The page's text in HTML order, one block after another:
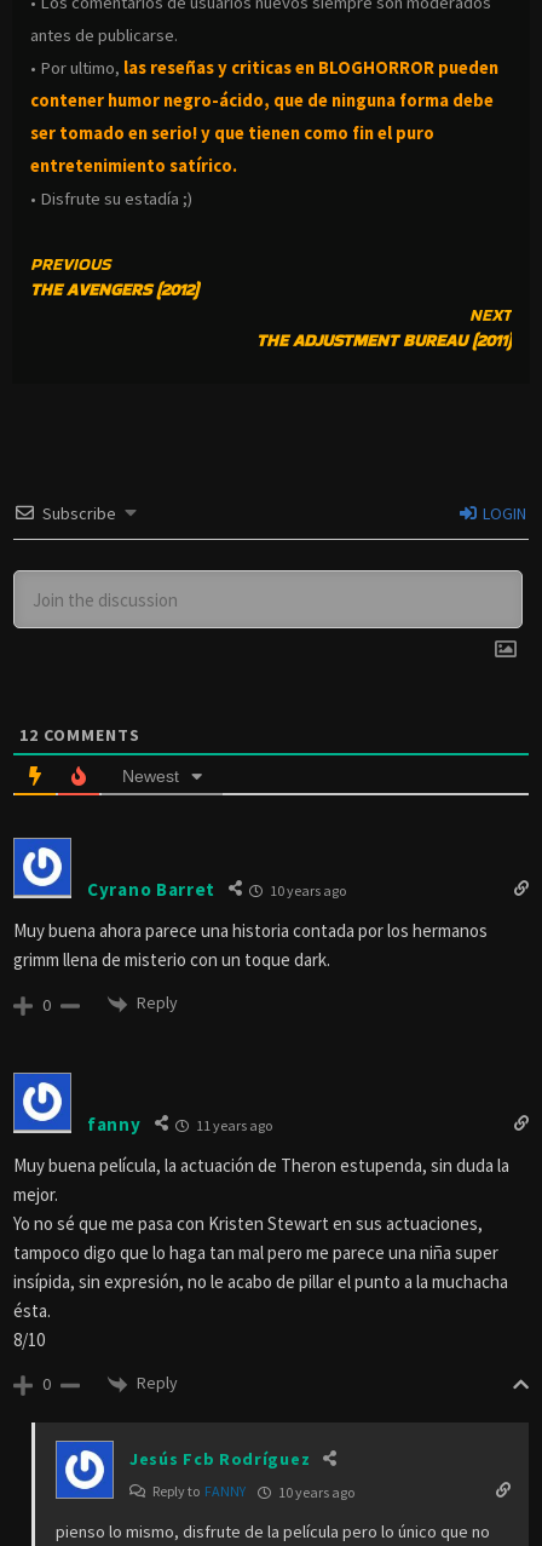
antes de publicarse.
• Por ultimo, las reseñas y criticas en BLOGHORROR pueden
contener humor negro-ácido, que de ninguna forma debe
ser tomado en serio! y que tienen como fin el puro
entretenimiento satírico.
• Disfrute su estadía ;)
CONTINUE
READING
PREVIOUS
THE AVENGERS (2012)
NEXT
THE ADJUSTMENT BUREAU (2011)
Subscribe LOGIN
12 COMMENTS
Newest
Cyrano Barret 10 years ago
Muy buena ahora parece una historia contada por los hermanos
grimm llena de misterio con un toque dark.
0 Reply
fanny 11 years ago
Muy buena película, la actuación de Theron estupenda, sin duda la
mejor.
Yo no sé que me pasa con Kristen Stewart en sus actuaciones,
tampoco digo que lo haga tan mal pero me parece una niña super
insípida, sin expresión, no le acabo de pillar el punto a la muchacha
ésta.
8/10
0 Reply
Jesús Fcb Rodríguez
Reply to FANNY 10 years ago
pienso lo mismo, disfrute de la película pero lo único que no